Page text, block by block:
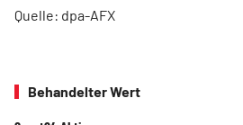
Quelle: dpa-AFX
Behandelter Wert